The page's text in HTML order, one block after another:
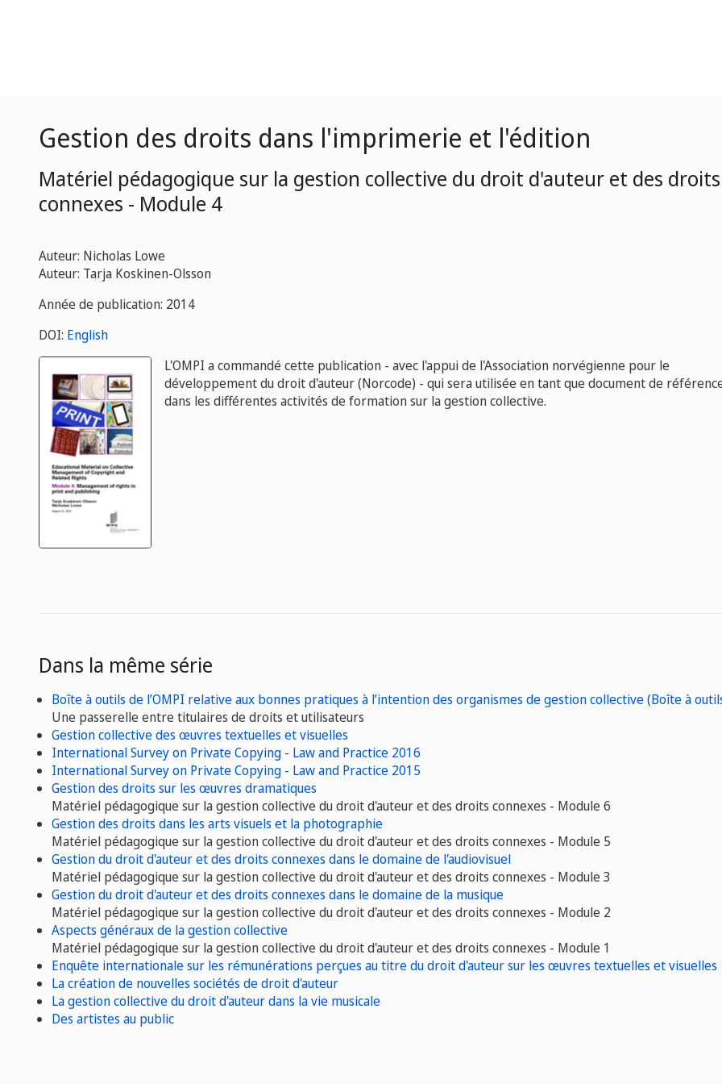
Gestion des droits dans l'imprimerie et l'édition
Matériel pédagogique sur la gestion collective du droit d'auteur et des droits
connexes - Module 4
Auteur: Nicholas Lowe
Auteur: Tarja Koskinen-Olsson
Année de publication: 2014
DOI: English
L'OMPI a commandé cette publication - avec l'appui de l'Association norvégienne pour le
développement du droit d'auteur (Norcode) - qui sera utilisée en tant que document de
dans les différentes activités de formation sur la gestion collective.
Dans la même série
Boîte à outils de l’OMPI relative aux bonnes pratiques à l’intention des organismes de gestion collective (Boîte à
Une passerelle entre titulaires de droits et utilisateurs
Gestion collective des œuvres textuelles et visuelles
International Survey on Private Copying - Law and Practice 2016
International Survey on Private Copying - Law and Practice 2015
Gestion des droits sur les œuvres dramatiques
Matériel pédagogique sur la gestion collective du droit d'auteur et des droits connexes - Module 6
Gestion des droits dans les arts visuels et la photographie
Matériel pédagogique sur la gestion collective du droit d'auteur et des droits connexes - Module 5
Gestion du droit d'auteur et des droits connexes dans le domaine de l'audiovisuel
Matériel pédagogique sur la gestion collective du droit d'auteur et des droits connexes - Module 3
Gestion du droit d'auteur et des droits connexes dans le domaine de la musique
Matériel pédagogique sur la gestion collective du droit d'auteur et des droits connexes - Module 2
Aspects généraux de la gestion collective
Matériel pédagogique sur la gestion collective du droit d'auteur et des droits connexes - Module 1
Enquête internationale sur les rémunérations perçues au titre du droit d'auteur sur les œuvres textuelles et visuelles
La création de nouvelles sociétés de droit d'auteur
La gestion collective du droit d'auteur dans la vie musicale
Des artistes au public